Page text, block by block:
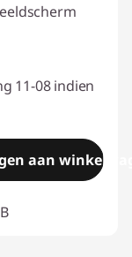
11-08 indien
aan